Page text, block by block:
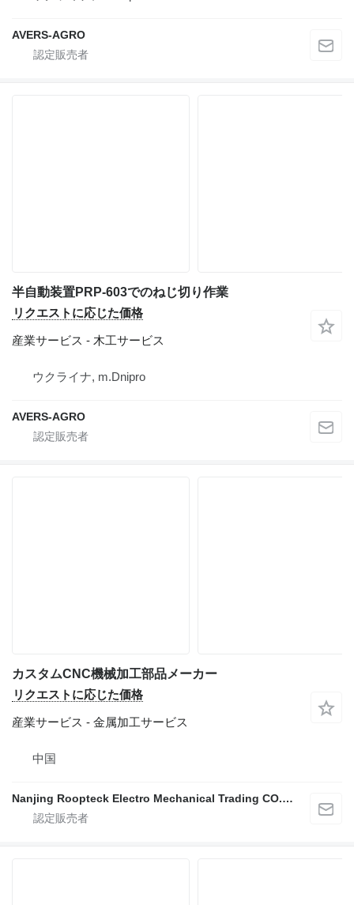
AVERS-AGRO
半自動装置PRP-603でのねじ切り作業
リクエストに応じた価格
産業サービス - 木工サービス
ウクライナ, m.Dnipro
AVERS-AGRO
カスタムCNC機械加工部品メーカー
リクエストに応じた価格
産業サービス - 金属加工サービス
中国
Nanjing Roopteck Electro Mechanical Trading CO.,LTD